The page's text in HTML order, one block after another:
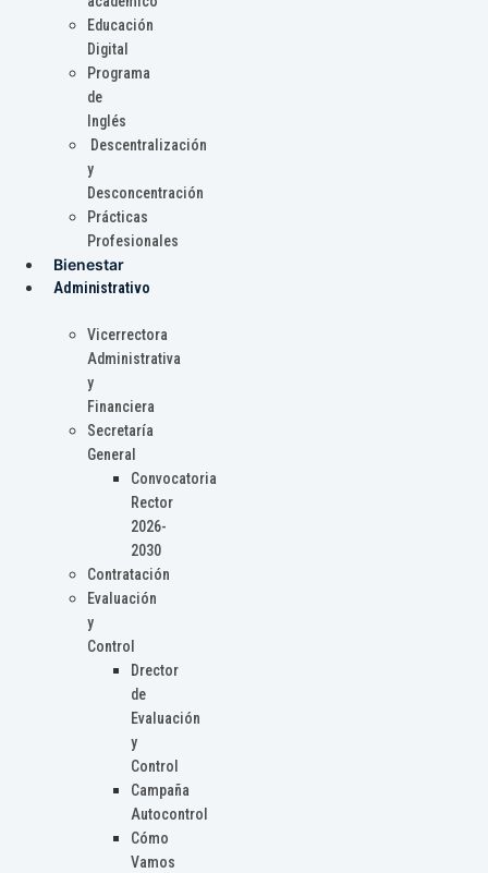
Educación
Digital
Programa
de
Inglés
Descentralización
y
Desconcentración
Prácticas
Profesionales
Bienestar
Administrativo
Vicerrectora
Administrativa
y
Financiera
Secretaría
General
Convocatoria
Rector
2026-
2030
Contratación
Evaluación
y
Control
Drector
de
Evaluación
y
Control
Campaña
Autocontrol
Cómo
Vamos